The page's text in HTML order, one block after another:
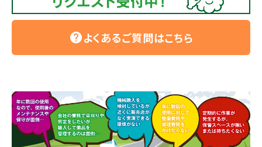
helpよくあるご質問はこちら